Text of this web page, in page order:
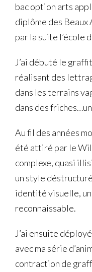
bac option arts
diplôme des Beaux
par la suite l’école
J’ai débuté le
réalisant des
dans les terrains
dans des
Au fil des années
été attiré par le
complexe, quasi
un style
identité visuelle,
reconnaissable.
J’ai ensuite
avec ma série
contraction de